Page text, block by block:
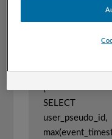
R AS
(
SELECT
user_pseudo_id,